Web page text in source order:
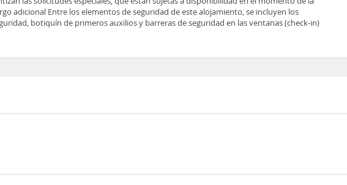
adicional Entre los elementos de seguridad de este alojamiento, se incluyen los
botiquín de primeros auxilios y barreras de seguridad en las ventanas (check-in)